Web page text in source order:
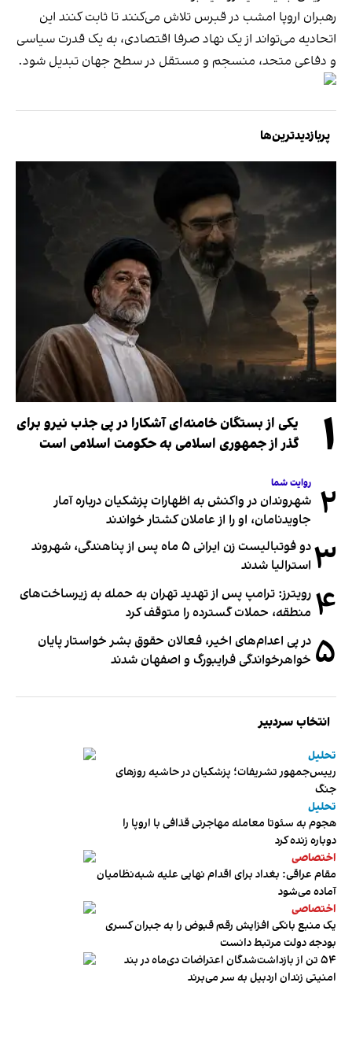
رهبران اروپا امشب در قبرس تلاش می‌کنند تا ثابت کنند این
اتحادیه می‌تواند از یک نهاد صرفا اقتصادی، به یک قدرت سیاسی
و دفاعی متحد، منسجم و مستقل در سطح جهان تبدیل شود.
پربازدیدترین‌ها
۱
یکی از بستگان خامنه‌ای آشکارا در پی جذب نیرو برای
گذر از جمهوری اسلامی به حکومت اسلامی است
۲ روایت شما
شهروندان در واکنش به اظهارات پزشکیان درباره آمار
جاویدنامان، او را از عاملان کشتار خواندند
۳
دو فوتبالیست زن ایرانی ۵ ماه پس از پناهندگی، شهروند
استرالیا شدند
۴ رویترز: ترامپ پس از تهدید تهران به حمله به زیرساخت‌های
منطقه، حملات گسترده را متوقف کرد
۵ در پی اعدام‌های اخیر، فعالان حقوق بشر خواستار پایان
خواهرخواندگی فرایبورگ و اصفهان شدند
انتخاب سردبیر
تحلیل
رییس‌جمهور تشریفات؛ پزشکیان در حاشیه روزهای
جنگ
تحلیل
هجوم به سئوتا معامله مهاجرتی قذافی با اروپا را
دوباره زنده کرد
اختصاصی
مقام عراقی: بغداد برای اقدام نهایی علیه شبه‌نظامیان
آماده می‌شود
اختصاصی
یک منبع بانکی افزایش رقم قبوض را به جبران کسری
بودجه دولت مرتبط دانست
۵۴ تن از بازداشت‌شدگان اعتراضات دی‌ماه در بند
امنیتی زندان اردبیل به سر می‌برند